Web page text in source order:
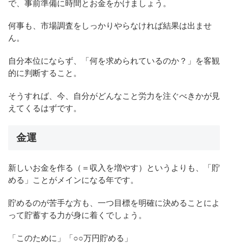
で、事前準備に時間とお金をかけましょう。
何事も、市場調査をしっかりやらなければ結果は出ませ
ん。
自分本位にならず、「何を求められているのか？」を客観
的に判断すること。
そうすれば、今、自分がどんなこと労力を注ぐべきかが見
えてくるはずです。
金運
新しいお金を作る（＝収入を増やす）というよりも、「貯
める」ことがメインになる年です。
貯めるのが苦手な方も、一つ目標を明確に決めることによ
って貯蓄する力が身に着くでしょう。
「このために」「○○万円貯める」